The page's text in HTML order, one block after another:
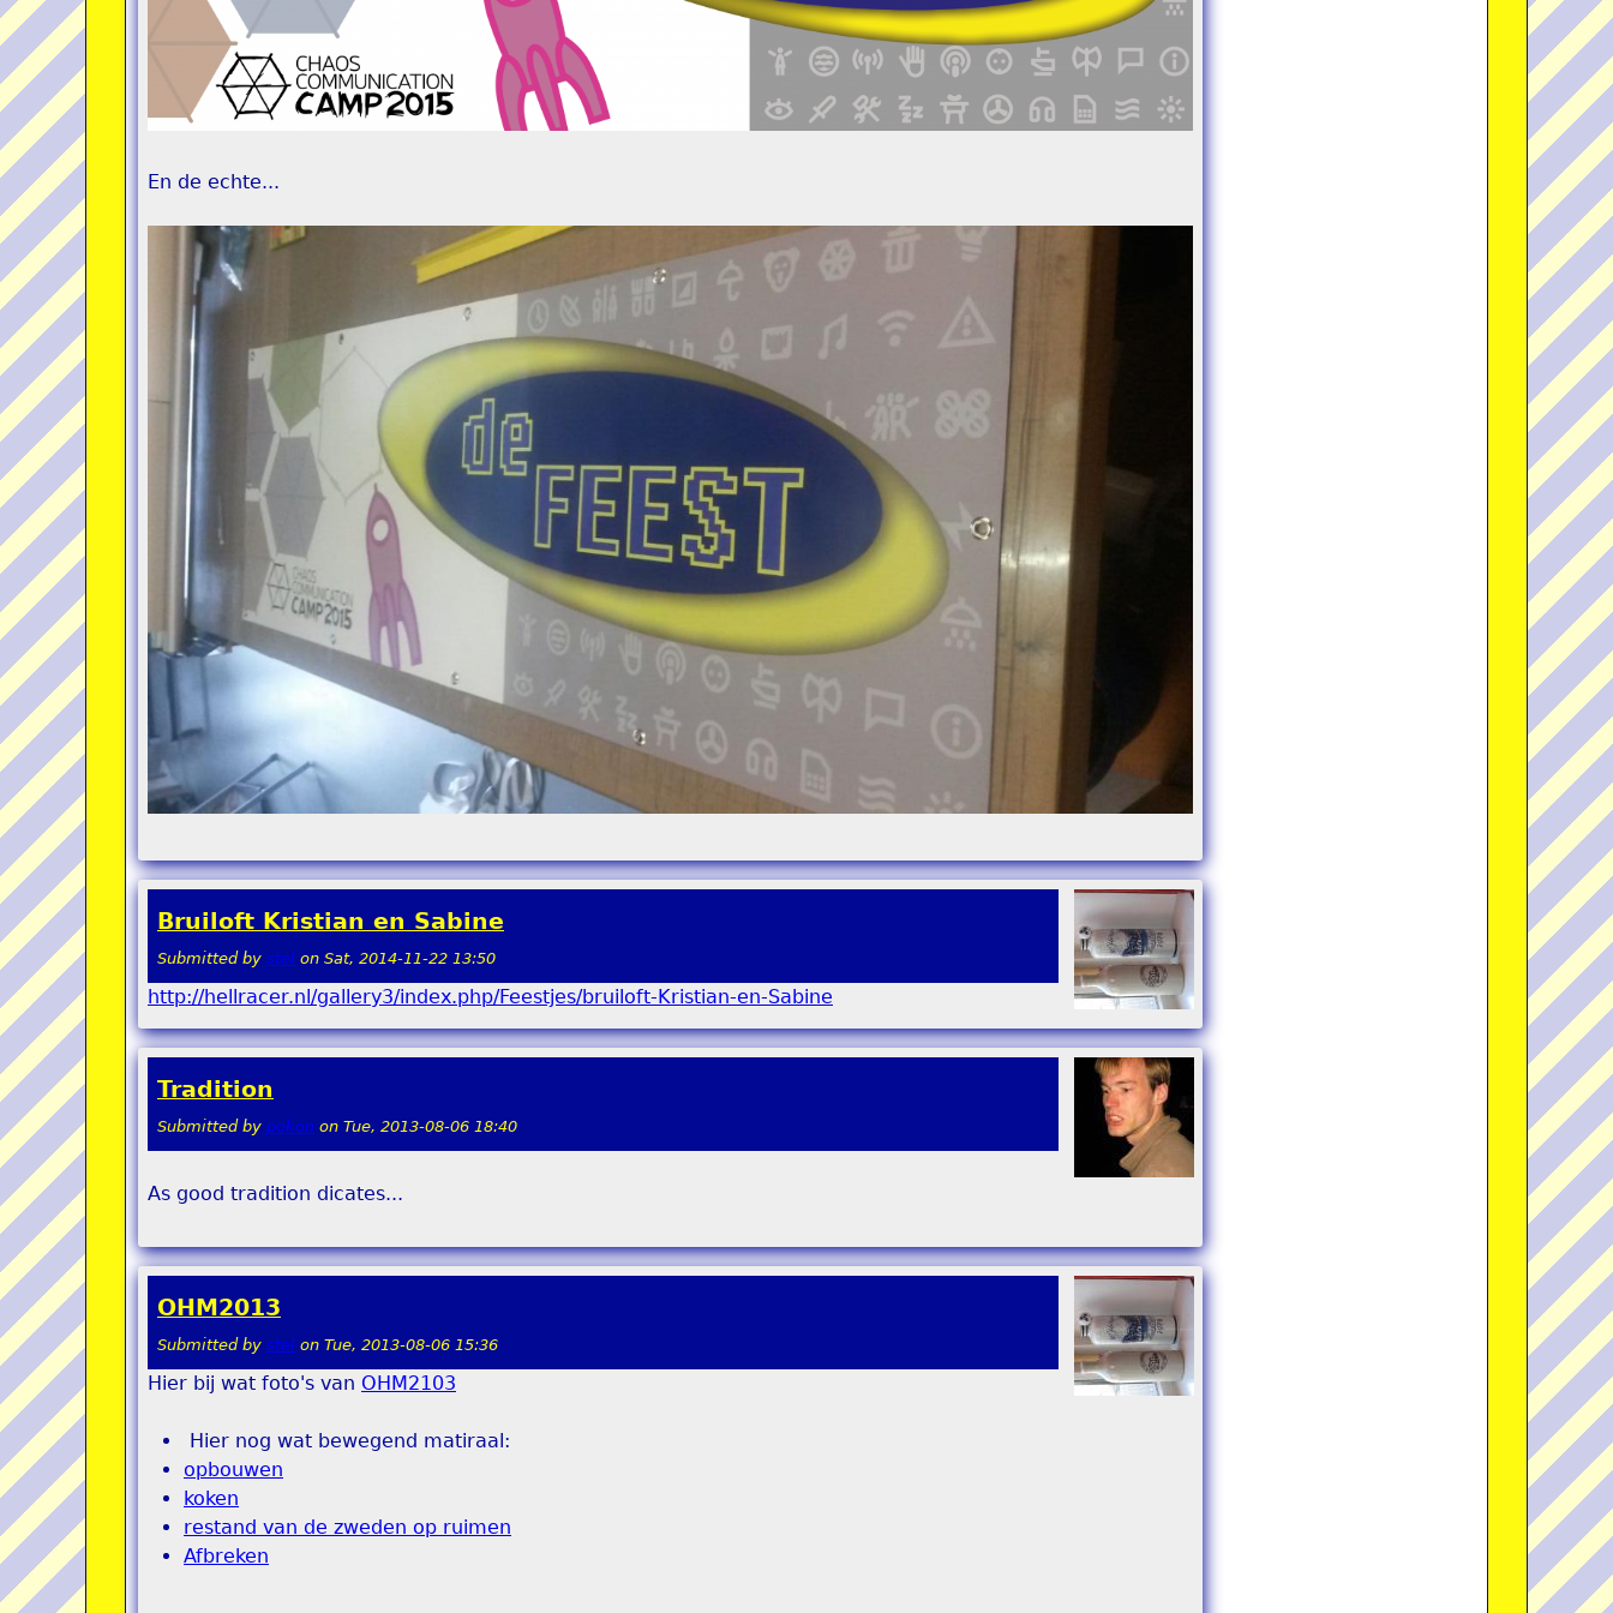
En de echte...
Bruiloft Kristian en Sabine
Submitted by stel on Sat, 2014-11-22 13:50
http://hellracer.nl/gallery3/index.php/Feestjes/bruiloft-Kristian-en-Sabine
Tradition
Submitted by pokon on Tue, 2013-08-06 18:40
As good tradition dicates...
OHM2013
Submitted by stel on Tue, 2013-08-06 15:36
Hier bij wat foto's van OHM2103
Hier nog wat bewegend matiraal:
opbouwen
koken
restand van de zweden op ruimen
Afbreken